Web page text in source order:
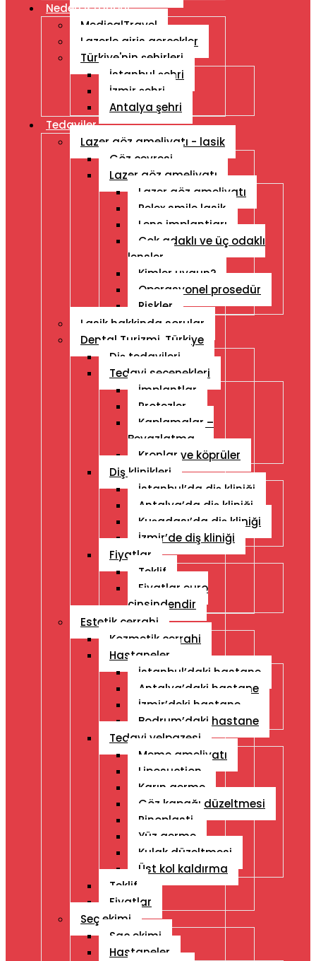
Neden Istanbul
MedicalTravel
Lazerle giris gercekler
Türkiye'nin şehirleri
İstanbul şehri
İzmir şehri
Antalya şehri
Tedaviler
Lazer göz ameliyatı - lasik
Göz çevresi
Lazer göz ameliyatı
Lazer göz ameliyatı
Relex smile lasik
Lens implantiarı
Çok adaklı ve üç odaklı
lensler
Kimler uygun?
Operasyonel prosedür
Riskler
Lasik hakkinda sorular
Dental Turizmi, Türkiye
Diş tedavileri
Tedavi seçenekleri
İmplantlar
Protezler
Kaplamalar –
Beyazlatma
Kronlar ve köprüler
Diş klinikleri
İstanbul’da diş kliniği
Antalya’da diş kliniği
Kuşadası’da diş kliniği
İzmir’de diş kliniği
Fiyatlar
Teklif
Fiyatlar euro
cinsindendir
Estetik cerrahi
Kozmetik cerrahi
Hastaneler
İstanbul’daki hastane
Antalya’daki hastane
İzmir’deki hastane
Bodrum’daki hastane
Tedavi yelpazesi
Meme ameliyatı
Liposuction
Karın germe
Göz kapağı düzeltmesi
Rinoplasti
Yüz germe
Kulak düzeltmesi
Üst kol kaldırma
Teklif
Fiyatlar
Seç ekimi
Saç ekimi
Hastaneler